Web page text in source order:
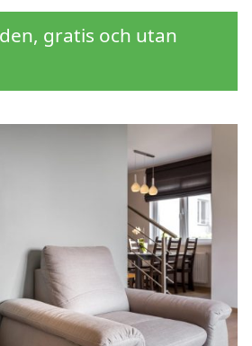
gratis och utan